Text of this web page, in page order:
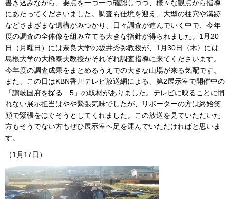
書き込みながら、要点を一つ一つ確認しつつ、様々な観点から指導
にあたってくださいました。調査も佳境を迎え、大型の柱穴や溝跡
などさまざまな遺構がみつかり、日々調査が進んでいく中で、今年
度の調査の全体像を組み立てる大きな指針が得られました。1月20
日（月曜日）には奈良大学の坂井秀弥教授が、1月30日〈木〉には
島根大学の大橋泰夫教授がそれぞれ調査指導に来てくださいます。
今年度の調査成果をまとめるうえでの大きな山場が来る気配です。
また、この日はKBN香川テレビ放送網による、第2展示室で開催中の
「讃岐国府を探る 5」の取材がありました。テレビに映ることに慣
れない展示担当はやや緊張気味でしたが、リポーターの方は終始笑
顔で緊張をほぐそうとしてくれました。この放送を見ていただいた
方もそうでない方もぜひ展示室へ足を運んでいただければと思いま
す。
（1月17日）